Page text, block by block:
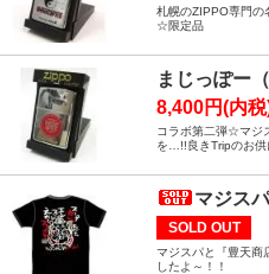
札幌のZIPPO専門の
☆限定品
まじっぽー
8,400円(内
コラボ第二弾☆マジ
を…!!良きTripのお供
マジス
SOLD OUT
マジスパと『豊天商
したよ～！！